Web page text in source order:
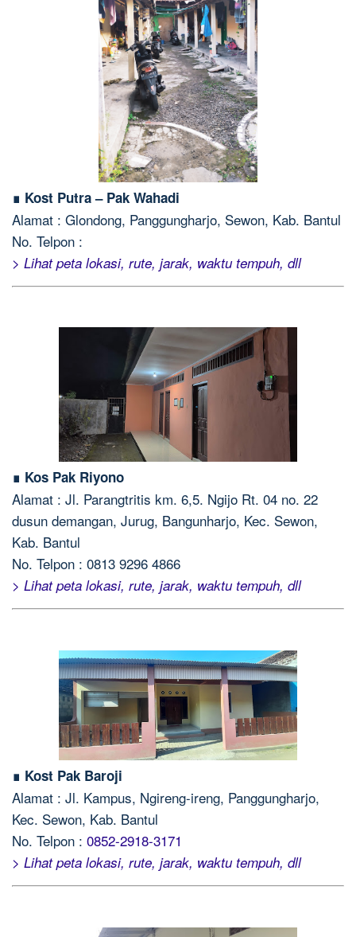
∎ Kost Putra – Pak Wahadi
Alamat : Glondong, Panggungharjo, Sewon, Kab. Bantul
No. Telpon :
> Lihat peta lokasi, rute, jarak, waktu tempuh, dll
∎ Kos Pak Riyono
Alamat : Jl. Parangtritis km. 6,5. Ngijo Rt. 04 no. 22
dusun demangan, Jurug, Bangunharjo, Kec. Sewon,
Kab. Bantul
No. Telpon : 0813 9296 4866
> Lihat peta lokasi, rute, jarak, waktu tempuh, dll
∎ Kost Pak Baroji
Alamat : Jl. Kampus, Ngireng-ireng, Panggungharjo,
Kec. Sewon, Kab. Bantul
No. Telpon : 0852-2918-3171
> Lihat peta lokasi, rute, jarak, waktu tempuh, dll